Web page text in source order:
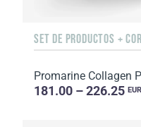
SET DE PRODUCTOS +
Promarine Collagen
181.00 – 226.25 EUR